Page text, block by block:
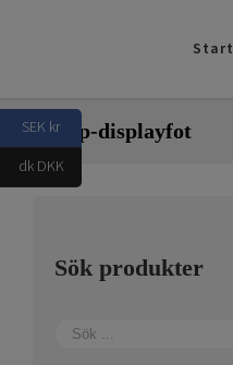
Start
rollup-displayfot
Sök produkter
SEK kr
dk DKK